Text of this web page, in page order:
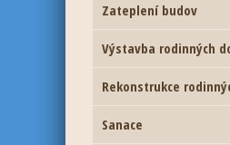
Zateplení budov
Výstavba rodinných
Rekonstrukce
Sanace